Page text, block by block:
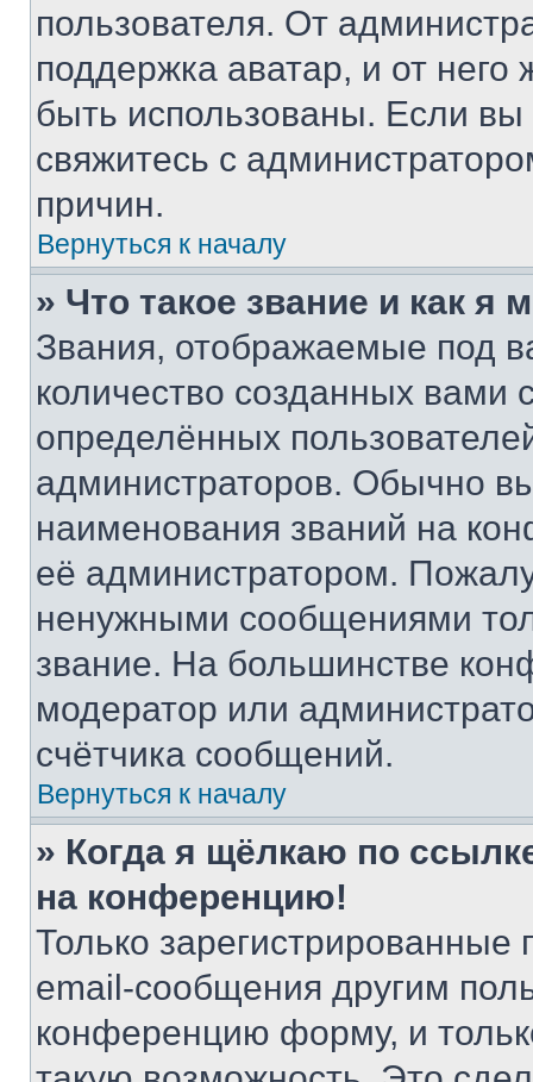
пользователя. От
поддержка аватар, и от него
быть использованы. Если
свяжитесь с
причин.
Вернуться к началу
» Что такое звание и как я
Звания, отображаемые под
количество созданных
определённых
администраторов. Обычно
наименования званий на
её администратором.
ненужными сообщениями
звание. На большинстве
модератор или
счётчика сообщений.
Вернуться к началу
» Когда я щёлкаю по
на конференцию!
Только зарегистрированные
email-сообщения другим
конференцию форму, и